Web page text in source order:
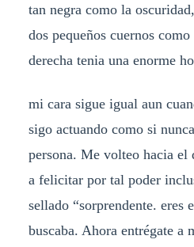
tan negra como la
dos pequeños cuernos
derecha tenia una enorme
mi cara sigue igual aun
sigo actuando como si
persona. Me volteo hacia
a felicitar por tal poder
sellado “sorprendente. eres
buscaba. Ahora entrégate a